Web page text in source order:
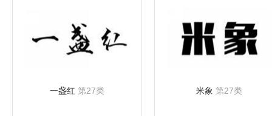
一盏红 第27类 米象 第27类